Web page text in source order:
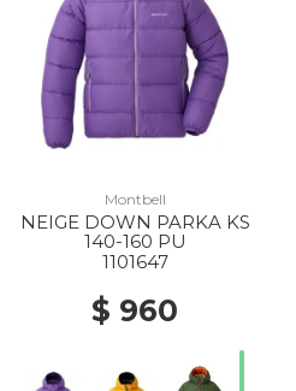
Montbell
NEIGE DOWN PARKA KS
140-160 PU
1101647
$ 960